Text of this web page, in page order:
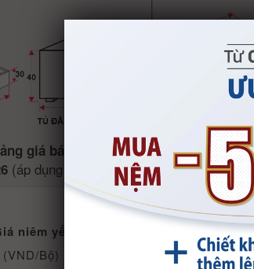
giá bán lẻ Giường kiểu B theo
(áp dụng trong nước Việt Nam, đã bao
niêm yết
(VND/Bộ)
Khuyến mại được áp
01/06/2026 đến 30/09/
Giá khuyến mãi giảm